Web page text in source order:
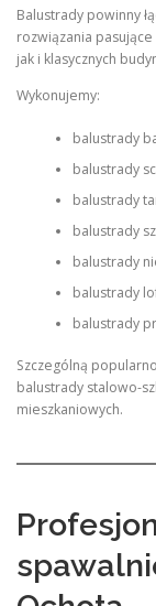
Balustrady powinny
rozwiązania
jak i klasycznych
Wykonujemy:
balustrady
balustrady
balustrady
balustrady
balustrady
balustrady
balustrady
Szczególną
balustrady stalowo-
mieszkaniowych.